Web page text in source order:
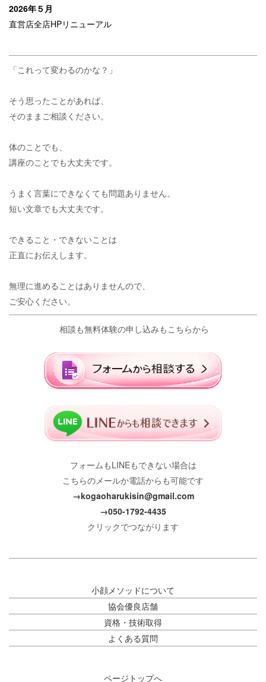
2026年５月
直営店全店HPリニューアル
「これって変わるのかな？」
そう思ったことがあれば、
そのままご相談ください。
体のことでも、
講座のことでも大丈夫です。
うまく言葉にできなくても問題ありません。
短い文章でも大丈夫です。
できること・できないことは
正直にお伝えします。
無理に進めることはありませんので、
ご安心ください。
相談も無料体験の申し込みもこちらから
フォームもLINEもできない場合は
こちらのメールか電話からも可能です
→kogaoharukisin@gmail.com
→050-1792-4435
クリックでつながります
小顔メソッドについて
協会優良店舗
資格・技術取得
よくある質問
ページトップへ